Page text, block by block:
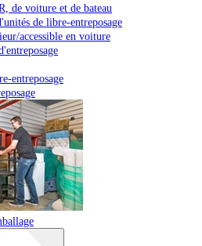
de voiture et de bateau
de libre-entreposage
accessible en voiture
entreposage